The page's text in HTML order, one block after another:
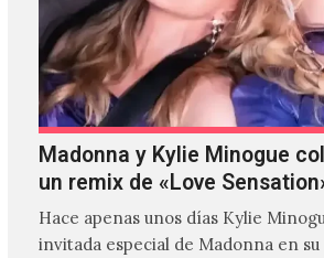
Madonna y Kylie Minogue
un remix de «Love
Hace apenas unos días Kylie
invitada especial de Madonna en